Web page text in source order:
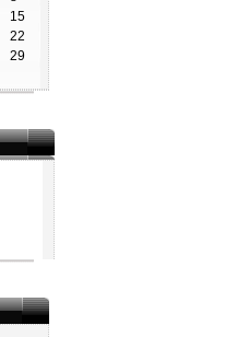
15
22
29